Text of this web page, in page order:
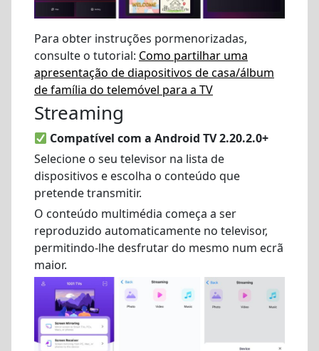
Para obter instruções pormenorizadas,
consulte o tutorial: Como partilhar uma
apresentação de diapositivos de casa/álbum
de família do telemóvel para a TV
Streaming
Compatível com a Android TV 2.20.2.0+
Selecione o seu televisor na lista de
dispositivos e escolha o conteúdo que
pretende transmitir.
O conteúdo multimédia começa a ser
reproduzido automaticamente no televisor,
permitindo-lhe desfrutar do mesmo num ecrã
maior.